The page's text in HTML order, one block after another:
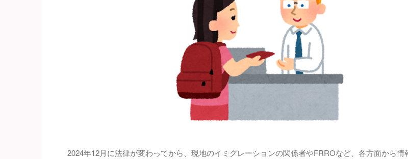
2024年12月に法律が変わってから、現地のイミグレーションの関係者やFRROなど、各方面から情